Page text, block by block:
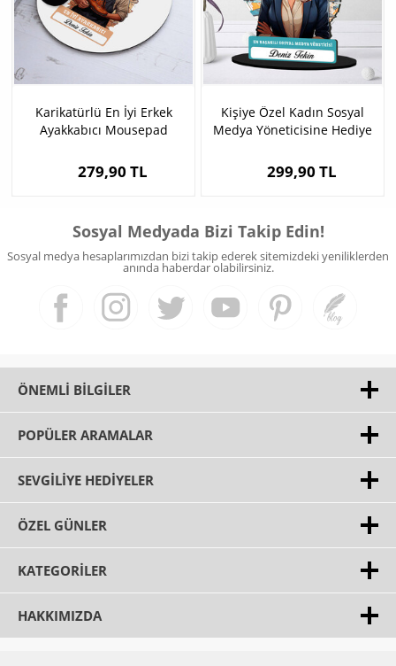
Karikatürlü En İyi Erkek
Ayakkabıcı Mousepad
279,90 TL
Kişiye Özel Kadın Sosyal
Medya Yöneticisine Hediye
299,90 TL
Sosyal Medyada Bizi Takip Edin!
Sosyal medya hesaplarımızdan bizi takip ederek sitemizdeki yeniliklerden
anında haberdar olabilirsiniz.
ÖNEMLI BILGILER
POPÜLER ARAMALAR
SEVGILIYE HEDIYELER
ÖZEL GÜNLER
KATEGORILER
HAKKIMIZDA